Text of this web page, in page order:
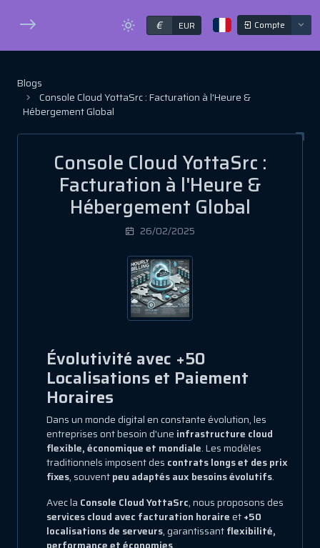
€ EUR Compte
Blogs
Console Cloud YottaSrc : Facturation à l'Heure &
Hébergement Global
Console Cloud YottaSrc :
Facturation à l'Heure &
Hébergement Global
26/02/2025
Évolutivité avec +50
Localisations et Paiement
Horaires
Dans un monde digital en constante évolution, les
entreprises ont besoin d'une infrastructure cloud
flexible, économique et mondiale. Les modèles
traditionnels imposent des contrats longs et des prix
fixes, souventpeu adaptés aux besoins évolutifs.
Avec la Console Cloud YottaSrc, nous proposons des
services cloud avec facturation horaireet+50
localisations de serveurs, garantissantflexibilité,